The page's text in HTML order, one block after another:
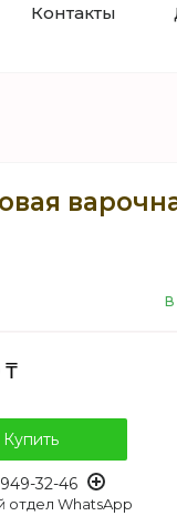
Контакты
В
₸
Купить
32-46
отдел WhatsApp